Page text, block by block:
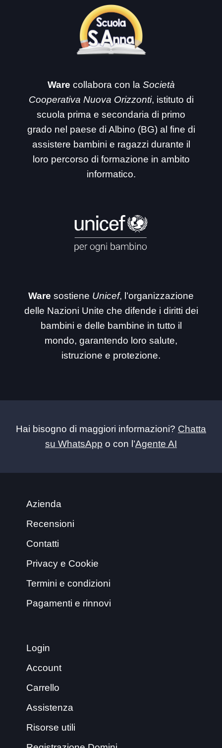
Ware collabora con la Società
Cooperativa Nuova Orizzonti, istituto di
scuola prima e secondaria di primo
grado nel paese di Albino (BG) al fine di
assistere bambini e ragazzi durante il
loro percorso di formazione in ambito
informatico.
Ware sostiene Unicef, l’organizzazione
delle Nazioni Unite che difende i diritti dei
bambini e delle bambine in tutto il
mondo, garantendo loro salute,
istruzione e protezione.
Hai bisogno di maggiori informazioni? Chatta
su WhatsApp o con l’Agente AI
Azienda
Recensioni
Contatti
Privacy e Cookie
Termini e condizioni
Pagamenti e rinnovi
Login
Account
Carrello
Assistenza
Risorse utili